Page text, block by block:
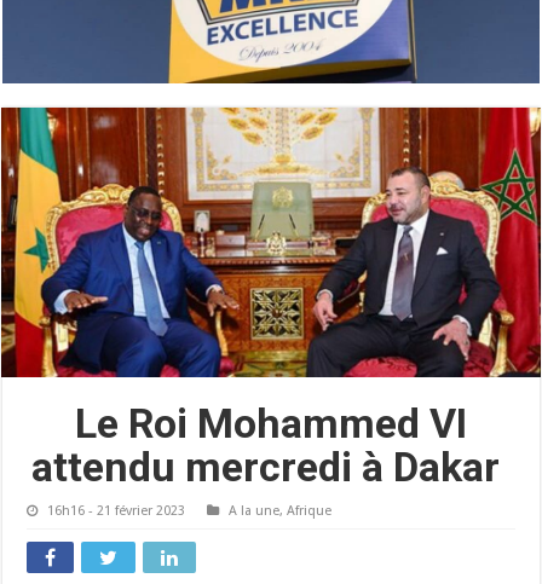
Le Roi Mohammed VI
attendu mercredi à Dakar
16h16 - 21 février 2023 A la une,Afrique